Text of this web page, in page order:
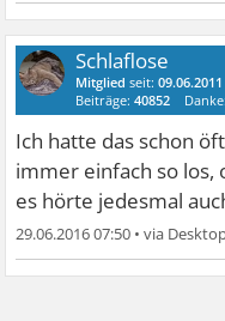
Schlaflose
Mitglied seit:09.06.2011
Beiträge:40852
Ich hatte das schon
immer einfach so los,
es hörte jedesmal
29.06.2016 07:50 •